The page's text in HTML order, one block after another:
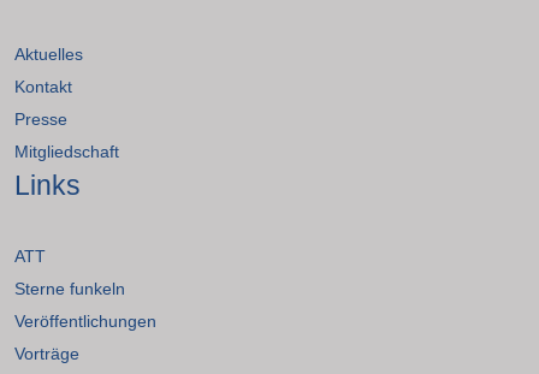
Aktuelles
Kontakt
Presse
Mitgliedschaft
Links
ATT
Sterne funkeln
Veröffentlichungen
Vorträge